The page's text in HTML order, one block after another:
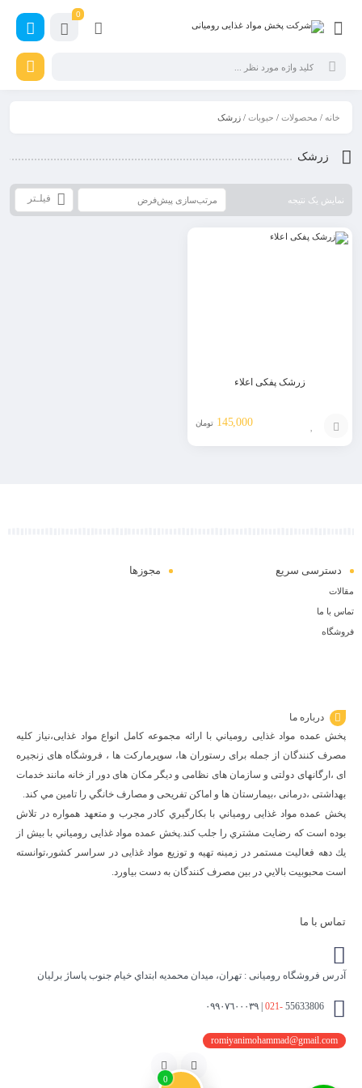
0
خانه / محصولات / حبوبات / زرشک
زرشک
فیلـتر نمایش یک نتیجه
زرشک پفکی اعلاء
145,000 تومان
0
دسترسی سریع
مقالات
تماس با ما
فروشگاه
مجوزها
درباره ما
پخش عمده مواد غذایی رومياني با ارائه مجموعه كامل انواع مواد غذایی،نياز كليه
مصرف كنندگان از جمله برای رستوران ها، سوپرمارکت ها ، فروشگاه های زنجیره
ای ،ارگانهای دولتی و سازمان های نظامی و دیگر مکان های دور از خانه مانند خدمات
بهداشتی ،درمانی ،بیمارستان ها و اماکن تفریحی و مصارف خانگي را تامین مي كند.
پخش عمده مواد غذایی رومياني با بكارگيري كادر مجرب و متعهد همواره در تلاش
بوده است كه رضايت مشتري را جلب كند.پخش عمده مواد غذایی رومياني با بيش از
يك دهه فعاليت مستمر در زمينه تهيه و توزيع مواد غذایی در سراسر كشور،توانسته
است محبوبيت بالايي در بين مصرف كنندگان به دست بياورد.
تماس با ما
آدرس فروشگاه رومیانی : تهران، ميدان محمديه ابتداي خيام جنوب پاساژ برليان
021- 55633806 | ٠٩٩٠٧٦٠٠٠٣٩
romiyanimohammad@gmail.com